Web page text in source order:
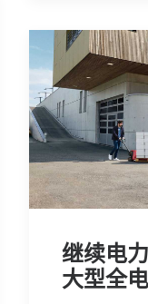
继续电
大型全